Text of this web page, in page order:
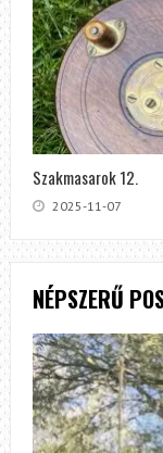
Szakmasarok 12.
2025-11-07
NÉPSZERŰ